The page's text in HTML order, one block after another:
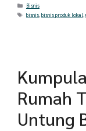
Categories
Bisnis
Tags
bisnis, bisnis produk lokal
Rumah
Untung